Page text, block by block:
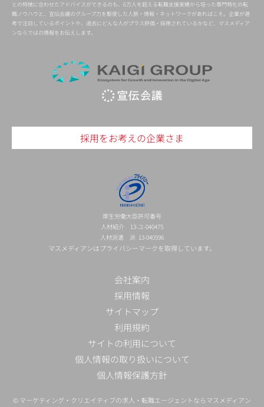
との特徴に合わせたアドバイスができるのも、6万人を超える転職支援実績から培った専門特化の転
職ノウハウと、宣伝会議のグループ力を駆使した人脈・情報・ネットワークがあればこそ。企業が選
考で注目しているポイントや、過去にどんな人がプラス評価・採用されているかなど、マスメディア
ンならではの情報をお伝えします。
採用をお考えの企業さま
厚生労働大臣許可番号
人材紹介 13-ユ-040475
人材派遣 派 13-040596
マスメディアンはプライバシーマークを取得しています。
会社案内
採用情報
サイトマップ
利用規約
サイトの利用について
個人情報の取り扱いについて
個人情報保護方針
© マーケティング・クリエイティブの求人・転職エージェントならマスメディアン